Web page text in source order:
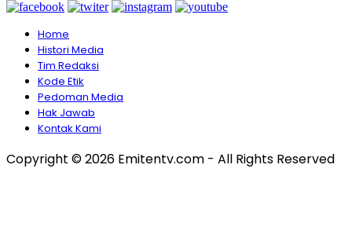
Home
Histori Media
Tim Redaksi
Kode Etik
Pedoman Media
Hak Jawab
Kontak Kami
Copyright © 2026 Emitentv.com - All Rights Reserved